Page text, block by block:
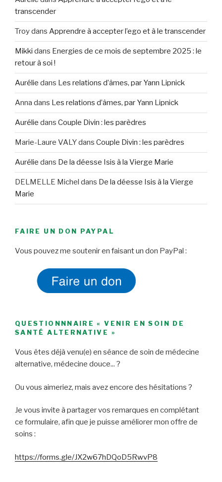
transcender
Troydans Apprendre à accepter l’ego et à le transcender
Mikki dans Energies de ce mois de septembre 2025 : le
retour à soi !
Aurélie dans Les relations d’âmes, par Yann Lipnick
Anna dans Les relations d’âmes, par Yann Lipnick
Aurélie dans Couple Divin : les parèdres
Marie-Laure VALYdans Couple Divin : les parèdres
Aurélie dans De la déesse Isis à la Vierge Marie
DELMELLE Michel dans De la déesse Isis à la Vierge
Marie
FAIRE UN DON PAYPAL
Vous pouvez me soutenir en faisant un don PayPal :
QUESTIONNNAIRE « VENIR EN SOIN DE
SANTÉ ALTERNATIVE »
Vous êtes déjà venu(e) en séance de soin de médecine
alternative, médecine douce... ?
Ou vous aimeriez, mais avez encore des hésitations ?
Je vous invite à partager vos remarques en complétant
ce formulaire, afin que je puisse améliorer mon offre de
soins :
https://forms.gle/JX2w67hDQoD5RwvP8